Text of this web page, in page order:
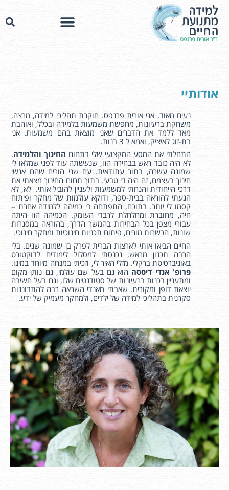
אודותיי
נעים מאוד, אני אורית פרנפס. חוקרת תהליכי למידה, מרצה,
משחקת ברעיונות, מחפשת משמעות בלמידה ובכלל, ואוהבת
מאד ללמד את הדברים שאני מוצאת בהם משמעות. אני
בת-זוג לאיציק, ואמא ל 3 בנות.
התחלתי את המסע המקצועי שלי בתחום החינוך והלמידה.
לא היה כובד ראש בבחירה הזו, שנעשתה עוד לפני שמלאו לי
שמונה עשרה, בתור עתודאית. עם שני הורים שהם אנשי
חינוך בעצמם, זה היה די טבעי. בתוך תחום החינוך מצאתי את
דרכי הייחודית והנחתי למשמעות ולעניין להוביל אותי. לא, לא
הגעתי להוראה בבית-ספר, ודוקא עולמות של מחקר ופיתוח
קסמו לי יותר. בתוכם, התפתחה בי כמיהה ללמידה אחרת –
חיה, מחוברת ומחלחלת לרבדי העומק. הכמיהה הזו היתה
עבורי מצפן בכל הבחירות בהמשך הדרך, בהוראה במסגרות
שונות, הכשרות מורים, פיתוח תכניות חינוכיות ומחקר חינוכי.
החיים הביאו אותי לארצות הברית לפרק בן שמונה שנים. בלי
הרבה תכנון מראש, נכנסתי למסלול לימודים לדוקטורט
באוניברסיטת ברקלי. מזלי האיר לי, וזכיתי במנחה מיוחד במינו.
פרופ' אנדי דיססה הוא גם בעל שם עולמי, גם נותן מקום
ומתעניין בכנות ברעיונות של סטודנטים שלו, וגם בעל חשיבה
יוצאת דופן ומקורית. שאבתי מאנדי השראה רבה להתבוננות
סקרנית בתהליכי למידה של ילדים, ולמחקר מעמיק של ידע.